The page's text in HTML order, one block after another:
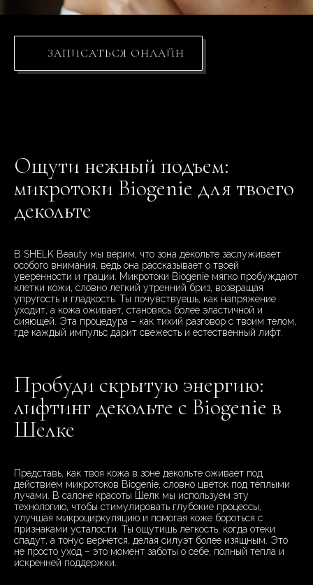
ЗАПИСАТЬСЯ ОНЛАЙН
Ощути нежный подъем:
микротоки Biogenie для твоего
декольте
В SHELK Beauty мы верим, что зона декольте заслуживает
особого внимания, ведь она рассказывает о твоей
уверенности и грации. Микротоки Biogenie мягко пробуждают
клетки кожи, словно легкий утренний бриз, возвращая
упругость и гладкость. Ты почувствуешь, как напряжение
уходит, а кожа оживает, становясь более эластичной и
сияющей. Эта процедура – как тихий разговор с твоим телом,
где каждый импульс дарит свежесть и естественный лифт.
Пробуди скрытую энергию:
лифтинг декольте с Biogenie в
Шелке
Представь, как твоя кожа в зоне декольте оживает под
действием микротоков Biogenie, словно цветок под теплыми
лучами. В салоне красоты Шелк мы используем эту
технологию, чтобы стимулировать глубокие процессы,
улучшая микроциркуляцию и помогая коже бороться с
признаками усталости. Ты ощутишь легкость, когда отеки
спадут, а тонус вернется, делая силуэт более изящным. Это
не просто уход – это момент заботы о себе, полный тепла и
искренней поддержки.